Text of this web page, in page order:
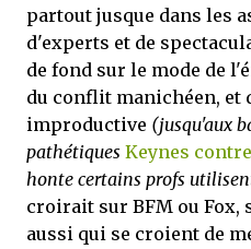
partout jusque dans les
d'experts et de
de fond sur le mode de
du conflit manichéen, et
improductive (jusqu'aux
pathétiques Keynes
honte certains profs
croirait sur BFM ou Fox,
aussi qui se croient de